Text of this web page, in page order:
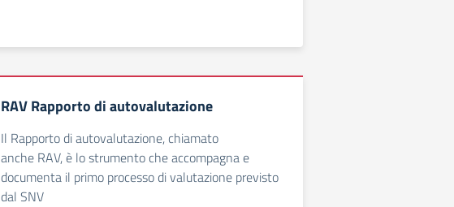
RAV Rapporto di autovalutazione
Il Rapporto di autovalutazione, chiamato
anche RAV, è lo strumento che accompagna e
documenta il primo processo di valutazione previsto
dal SNV